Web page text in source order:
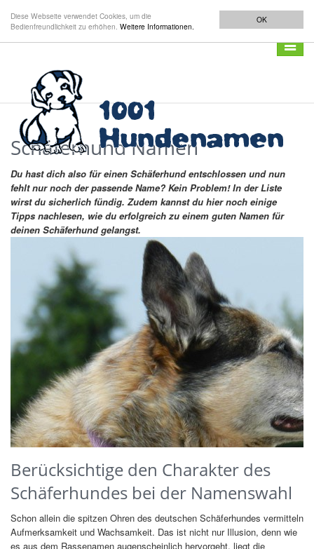
OK
Diese Webseite verwendet Cookies, um die
Bedienfreundlichkeit zu erhöhen. Weitere Informationen.
Schäferhund Namen
Du hast dich also für einen Schäferhund entschlossen und nun
fehlt nur noch der passende Name? Kein Problem! In der Liste
wirst du sicherlich fündig. Zudem kannst du hier noch einige
Tipps nachlesen, wie du erfolgreich zu einem guten Namen für
deinen Schäferhund gelangst.
Berücksichtige den Charakter des
Schäferhundes bei der Namenswahl
Schon allein die spitzen Ohren des deutschen Schäferhundes vermitteln
Aufmerksamkeit und Wachsamkeit. Das ist nicht nur Illusion, denn wie
es aus dem Rassenamen augenscheinlich hervorgeht, liegt die